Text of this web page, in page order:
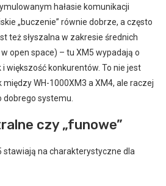
hałasie komunikacji
„buczenie” równie dobrze, a często
też słyszalna w zakresie średnich
open space) – tu XM5 wypadają o
większość konkurentów. To nie jest
WH-1000XM3 a XM4, ale raczej
systemu.
czy „funowe”
stawiają na charakterystyczne dla